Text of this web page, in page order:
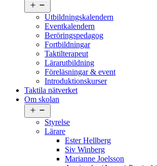
meny
Utbildningskalendern
Eventkalendern
Beröringspedagog
Fortbildningar
Taktilterapeut
Lärarutbildning
Föreläsningar & event
Introduktionskurser
Taktila nätverket
Om skolan
meny
Styrelse
Lärare
Ester Hellberg
Siv Winberg
Marianne Joelsson